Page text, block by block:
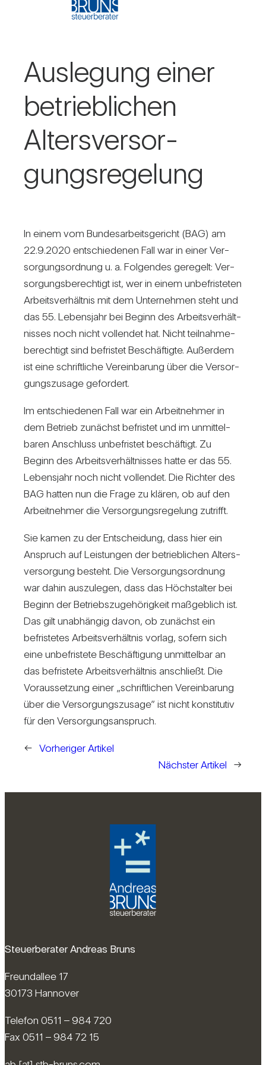
Aus­le­gung einer
betrieb­li­chen
Alters­ver­sor­
gungs­re­ge­lung
In einem vom Bun­des­ar­beits­ge­richt (BAG) am
22.9.2020 ent­schie­denen Fall war in einer Ver­
sor­gungs­ord­nung u. a. Fol­gendes gere­gelt: Ver­
sor­gungs­be­rech­tigt ist, wer in einem unbe­fris­teten
Arbeits­ver­hältnis mit dem Unter­nehmen steht und
das 55. Lebens­jahr bei Beginn des Arbeits­ver­hält­
nisses noch nicht voll­endet hat. Nicht teil­nah­me­
be­rech­tigt sind befristet Beschäf­tigte. Außerdem
ist eine schrift­liche Ver­ein­ba­rung über die Ver­sor­
gungs­zu­sage gefor­dert.
Im ent­schie­denen Fall war ein Arbeit­nehmer in
dem Betrieb zunächst befristet und im unmit­tel­
baren Anschluss unbe­fristet beschäf­tigt. Zu
Beginn des Arbeits­ver­hält­nisses hatte er das 55.
Lebens­jahr noch nicht voll­endet. Die Richter des
BAG hatten nun die Frage zu klären, ob auf den
Arbeit­nehmer die Ver­sor­gungs­re­ge­lung zutrifft.
Sie kamen zu der Ent­schei­dung, dass hier ein
Anspruch auf Leis­tungen der betrieb­li­chen Alters­
ver­sor­gung besteht. Die Ver­sor­gungs­ord­nung
war dahin aus­zu­legen, dass das Höchst­alter bei
Beginn der Betriebs­zu­ge­hö­rig­keit maß­geb­lich ist.
Das gilt unab­hängig davon, ob zunächst ein
befris­tetes Arbeits­ver­hältnis vorlag, sofern sich
eine unbe­fris­tete Beschäf­ti­gung unmit­telbar an
das befris­tete Arbeits­ver­hältnis anschließt. Die
Vor­aus­set­zung einer „schrift­li­chen Ver­ein­ba­rung
über die Ver­sor­gungs­zu­sage” ist nicht kon­sti­tutiv
für den Ver­sor­gungs­an­spruch.
← Vorheriger Artikel
Nächster Artikel
→
Steuerberater Andreas Bruns
Freundallee 17
30173 Hannover
Telefon 0511 – 984 720
Fax 0511 – 984 72 15